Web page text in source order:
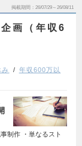
掲載期間 26/07/29～26/08/11
画（年収6
み
年収600万以
制作 ・単なるスト